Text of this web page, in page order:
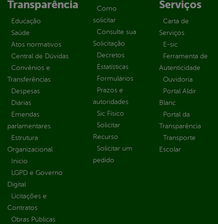
Transparência
Educação
Saúde
Atos normativos
Central de Dúvidas
Convênios e
Transferências
Despesas
Diárias
Emendas
parlamentares
Estrutura
Organizacional
Inicio
LGPD e Governo
Digital
Licitações e
Contratos
Obras Públicas
Como
solicitar
Consulte sua
Solicitação
Decretos
Estatísticas
Formulários
Prazos e
autoridades
Sic Físico
Solicitar
Recurso
Solicitar um
pedido
Serviços
Carta de
Serviços
E-sic
Ferramenta de
Autenticidade
Ouvidoria
Portal Aldir
Blanc
Portal da
Transparência
Transporte
Escolar